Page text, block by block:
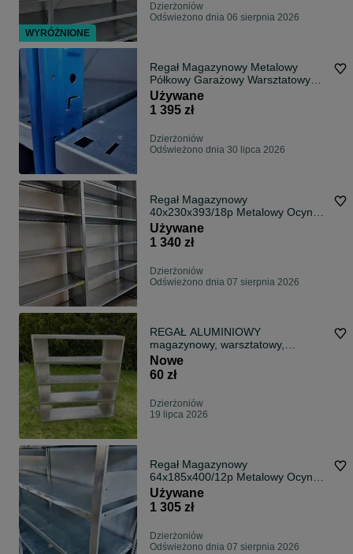
Dzierżoniów
Odświeżono dnia 06 sierpnia 2026
Regał Magazynowy Metalowy
Półkowy Garażowy Warsztatowy
40x220x312/18p
Używane
1 395 zł
Dzierżoniów
Odświeżono dnia 30 lipca 2026
Regał Magazynowy
40x230x393/18p Metalowy Ocynk
Garaż Warsztat Piwnica
Używane
1 340 zł
Dzierżoniów
Odświeżono dnia 07 sierpnia 2026
REGAŁ ALUMINIOWY
magazynowy, warsztatowy,
garażowy
Nowe
60 zł
Dzierżoniów
19 lipca 2026
Regał Magazynowy
64x185x400/12p Metalowy Ocynk
Garaż Piwnica Warsztat
Używane
1 305 zł
Dzierżoniów
Odświeżono dnia 07 sierpnia 2026
WYRÓŻNIONE